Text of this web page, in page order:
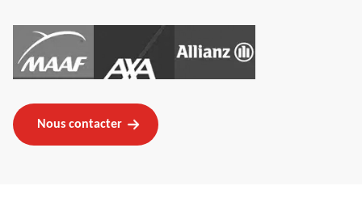
Nous contacter